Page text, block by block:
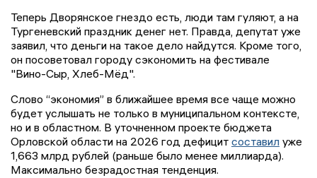
Теперь Дворянское гнездо есть, люди там гуляют, а на
Тургеневский праздник денег нет. Правда, депутат уже
заявил, что деньги на такое дело найдутся. Кроме того,
он посоветовал городу сэкономить на фестивале
"Вино-Сыр, Хлеб-Мёд".
Слово “экономия” в ближайшее время все чаще можно
будет услышать не только в муниципальном контексте,
но и в областном. В уточненном проекте бюджета
Орловской области на 2026 год дефицит составил уже
1,663 млрд рублей (раньше было менее миллиарда).
Максимально безрадостная тенденция.